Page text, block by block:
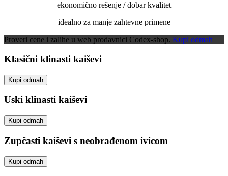
ekonomično rešenje / dobar kvalitet
idealno za manje zahtevne primene
Proveri cene i zalihe u web prodavnici Codex-shop. Kupi odmah
Klasični klinasti kaiševi
Kupi odmah
Uski klinasti kaiševi
Kupi odmah
Zupčasti kaiševi s neobrađenom ivicom
Kupi odmah